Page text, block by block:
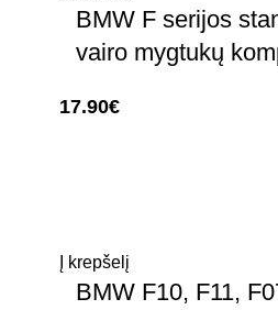
BMW F serijos
vairo mygtukų
17.90€
Į krepšelį
BMW F10, F11,